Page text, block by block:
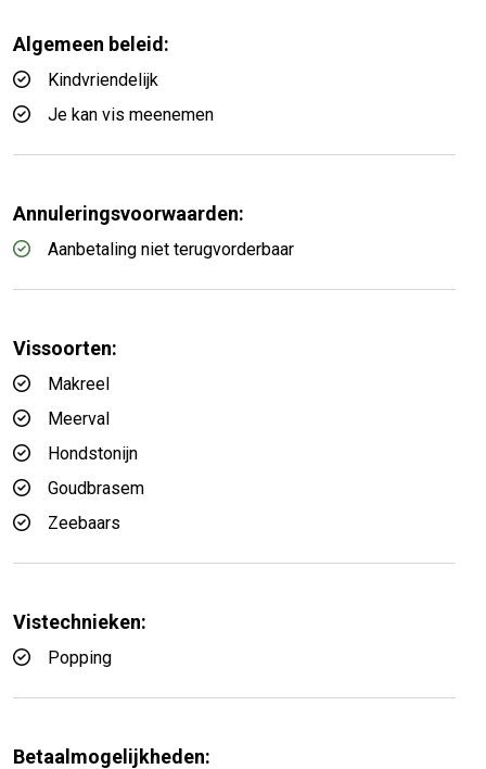
Algemeen beleid:
Kindvriendelijk
Je kan vis meenemen
Annuleringsvoorwaarden:
Aanbetaling niet terugvorderbaar
Vissoorten:
Makreel
Meerval
Hondstonijn
Goudbrasem
Zeebaars
Vistechnieken:
Popping
Betaalmogelijkheden: